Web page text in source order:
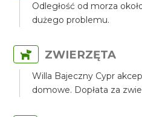
Odległość od morza
dużego problemu.
ZWIERZĘTA
Willa Bajeczny Cypr
domowe. Dopłata za